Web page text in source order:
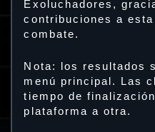
Exoluchadores,
contribuciones a
combate.
Nota: los resultados
menú principal. Las
tiempo de
plataforma a otra.